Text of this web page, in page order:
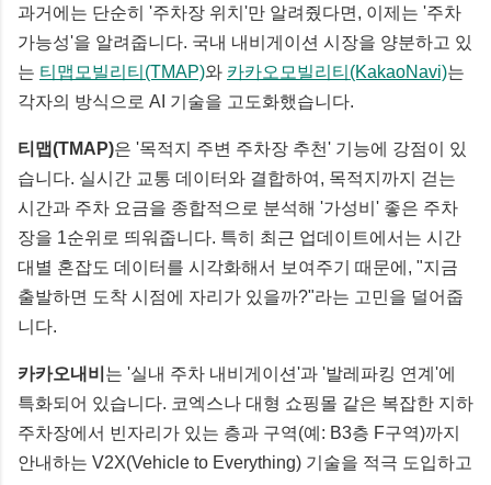
과거에는 단순히 '주차장 위치'만 알려줬다면, 이제는 '주차
가능성'을 알려줍니다. 국내 내비게이션 시장을 양분하고 있
는 티맵모빌리티(TMAP)와 카카오모빌리티(KakaoNavi)는
각자의 방식으로 AI 기술을 고도화했습니다.
티맵(TMAP)은 '목적지 주변 주차장 추천' 기능에 강점이 있
습니다. 실시간 교통 데이터와 결합하여, 목적지까지 걷는
시간과 주차 요금을 종합적으로 분석해 '가성비' 좋은 주차
장을 1순위로 띄워줍니다. 특히 최근 업데이트에서는 시간
대별 혼잡도 데이터를 시각화해서 보여주기 때문에, "지금
출발하면 도착 시점에 자리가 있을까?"라는 고민을 덜어줍
니다.
카카오내비 는 '실내 주차 내비게이션'과 '발레파킹 연계'에
특화되어 있습니다. 코엑스나 대형 쇼핑몰 같은 복잡한 지하
주차장에서 빈자리가 있는 층과 구역(예: B3층 F구역)까지
안내하는 V2X(Vehicle to Everything) 기술을 적극 도입하고